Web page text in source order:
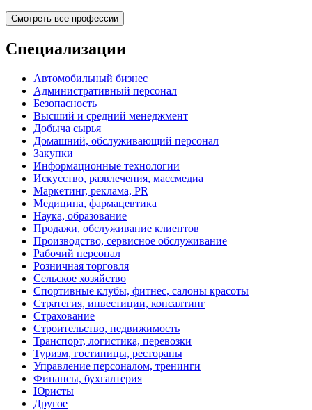
Смотреть все профессии
Специализации
Автомобильный бизнес
Административный персонал
Безопасность
Высший и средний менеджмент
Добыча сырья
Домашний, обслуживающий персонал
Закупки
Информационные технологии
Искусство, развлечения, массмедиа
Маркетинг, реклама, PR
Медицина, фармацевтика
Наука, образование
Продажи, обслуживание клиентов
Производство, сервисное обслуживание
Рабочий персонал
Розничная торговля
Сельское хозяйство
Спортивные клубы, фитнес, салоны красоты
Стратегия, инвестиции, консалтинг
Страхование
Строительство, недвижимость
Транспорт, логистика, перевозки
Туризм, гостиницы, рестораны
Управление персоналом, тренинги
Финансы, бухгалтерия
Юристы
Другое